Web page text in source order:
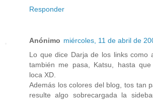
Responder
Anónimo miércoles, 11 de abril de
Lo que dice Darja de los links como
también me pasa, Katsu, hasta
loca XD.
Además los colores del blog, tos tan
resulte algo sobrecargada la